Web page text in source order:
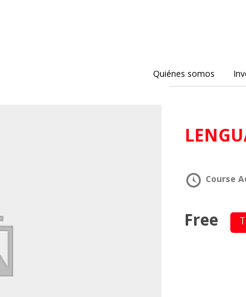
Quiénes somos
Course
Free